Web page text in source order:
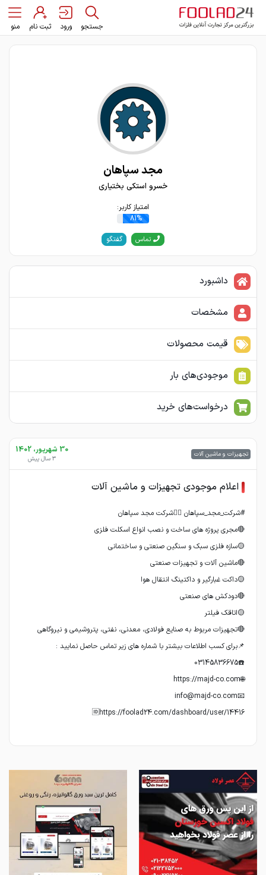
جستجو ورود ثبت نام منو
مجد سپاهان
خسرو استکی بختیاری
امتیاز کاربر:
81%
تماس گفتگو
داشبورد
مشخصات
قیمت محصولات
موجودی‌های بار
درخواست‌های خرید
تجهیزات و ماشین آلات 30 شهریور، 1402
3 سال پیش
اعلام موجودی تجهیزات و ماشین آلات
🆔https://foolad24.com/dashboard/user/14416